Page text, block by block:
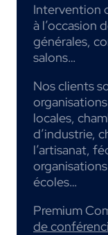
Intervention
à l’occasion
générales,
salons…
Nos clients
locales,
d’industrie,
l’artisanat,
écoles…
Premium
de